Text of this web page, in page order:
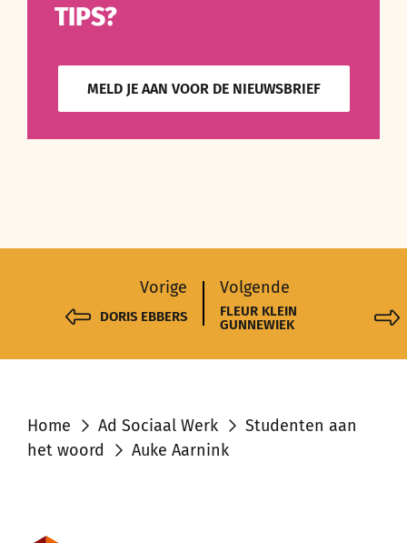
TIPS?
MELD JE AAN VOOR DE NIEUWSBRIEF
Vorige
DORIS EBBERS
Volgende
FLEUR KLEIN
GUNNEWIEK
Home Ad Sociaal Werk
Studenten aan
het woord
Auke Aarnink